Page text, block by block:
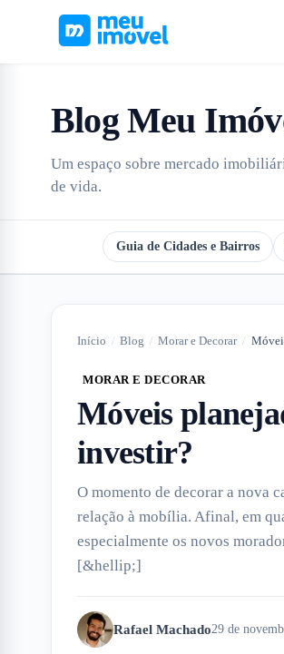
Blog Meu
Um espaço sobre mercado
de vida.
Guia de Cidades e Bairros
Início / Blog / Morar e Decorar /
MORAR E DECORAR
Móveis
investir?
O momento de decorar a nova
relação à mobília. Afinal, em
especialmente os novos
[&hellip;]
Rafael Machado29 de